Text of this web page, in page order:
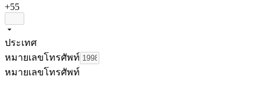
+55
ประเทศ
หมายเลขโทรศัพท์
หมายเลขโทรศัพท์